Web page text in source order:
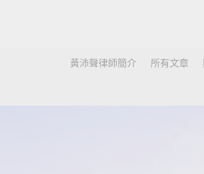
黃沛聲律師簡介 所有文章